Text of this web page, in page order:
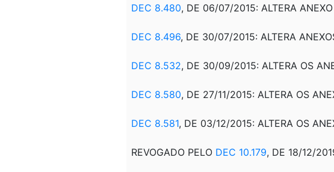
DEC 8.480, DE 06/07/2015: ALTERA ANEXO
DEC 8.496, DE 30/07/2015: ALTERA
DEC 8.532, DE 30/09/2015: ALTERA OS
DEC 8.580, DE 27/11/2015: ALTERA OS
DEC 8.581, DE 03/12/2015: ALTERA OS
REVOGADO PELO DEC 10.179, DE 18/12/